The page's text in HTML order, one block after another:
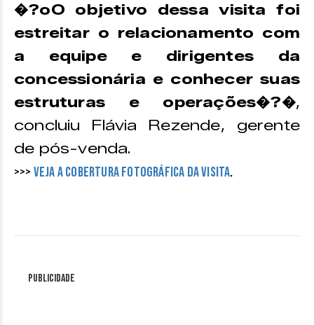
�?oO objetivo dessa visita foi
estreitar o relacionamento com
a equipe e dirigentes da
concessionária e conhecer suas
estruturas e operações�?�,
concluiu Flávia Rezende, gerente
de pós-venda.
>>> Veja a cobertura fotográfica da visita.
Publicidade